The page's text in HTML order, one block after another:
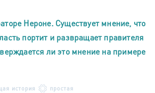
Нероне. Существует мнение, что
портит и развращает правителя
ли это мнение на примере
история простая